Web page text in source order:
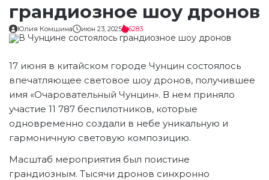
грандиозное шоу дронов
Юлия Комшина июн 23, 2025 6283
17 июня в китайском городе Чунцин состоялось
впечатляющее световое шоу дронов, получившее
имя «Очаровательный Чунцин». В нем приняло
участие 11 787 беспилотников, которые
одновременно создали в небе уникальную и
гармоничную световую композицию.
Масштаб мероприятия был поистине
грандиозным. Тысячи дронов синхронно